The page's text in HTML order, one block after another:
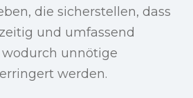
die sicherstellen, dass
und umfassend
unnötige
werden.